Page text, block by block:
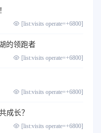
[list:visits operate=+6800]
的领跑者
[list:visits operate=+6800]
[list:visits operate=+6800]
成长？
[list:visits operate=+6800]